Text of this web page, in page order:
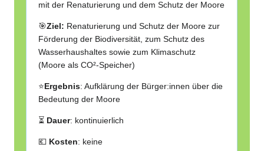
mit der Renaturierung und dem Schutz der Moore
🎯Ziel: Renaturierung und Schutz der Moore zur
Förderung der Biodiversität, zum Schutz des
Wasserhaushaltes sowie zum Klimaschutz
(Moore als CO²-Speicher)
⭐Ergebnis: Aufklärung der Bürger:innen über die
Bedeutung der Moore
⏳ Dauer: kontinuierlich
💶 Kosten: keine